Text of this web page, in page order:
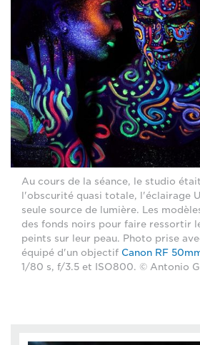
Au cours de la séance, le studio
l'obscurité quasi totale, l'éclairage
seule source de lumière. Les
des fonds noirs pour faire ressortir
peints sur leur peau. Photo prise
équipé d'un objectif Canon RF
1/80 s, f/3.5 et ISO800. © Antonio